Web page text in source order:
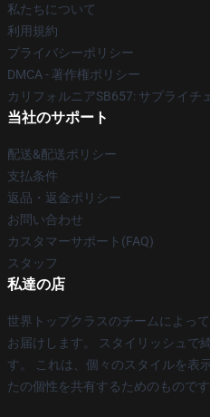
私たちについて
利用規約
プライバシーポリシー
DMCA - 著作権ポリシー
カリフォルニアSB657: サプライチ
当社のサポート
配送&配送ポリシー
支払条件
返品・返金ポリシー
お問い合わせ
カスタマーサポート(FAQ)
スタッフ
私達の店
世界トップクラスのチームによっ
お届けします。 スタイリッシュで
す。 これは、個々のスタイルを表
たの個性を共有するためのものです